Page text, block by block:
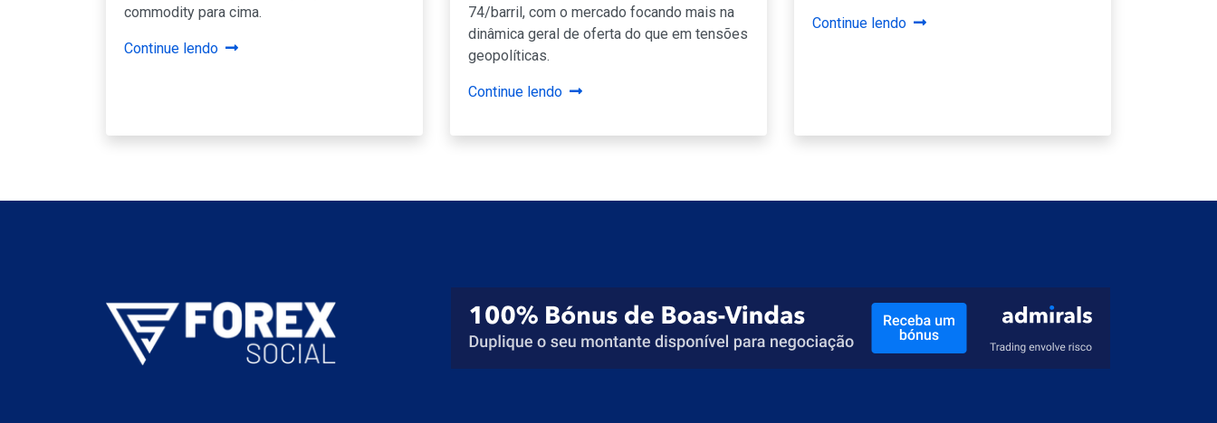
commodity para cima.
Continue lendo
74/barril, com o mercado focando mais na
dinâmica geral de oferta do que em tensões
geopolíticas.
Continue lendo
Continue lendo